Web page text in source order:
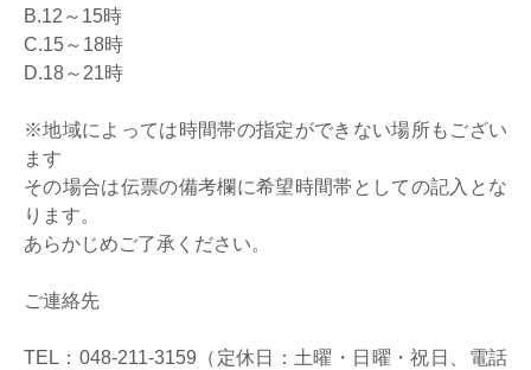
B.12～15時
C.15～18時
D.18～21時
※地域によっては時間帯の指定ができない場所もござい
ます
その場合は伝票の備考欄に希望時間帯としての記入とな
ります。
あらかじめご了承ください。
ご連絡先
TEL：048-211-3159（定休日：土曜・日曜・祝日、電話